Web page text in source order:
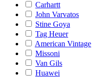
Carhartt
John Varvatos
Stine Goya
Tag Heuer
American Vintage
Missoni
Van Gils
Huawei